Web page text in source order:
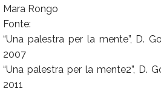
Mara Rongo
Fonte:
“Una palestra per la mente”, D.
2007
“Una palestra per la mente2”, D.
2011